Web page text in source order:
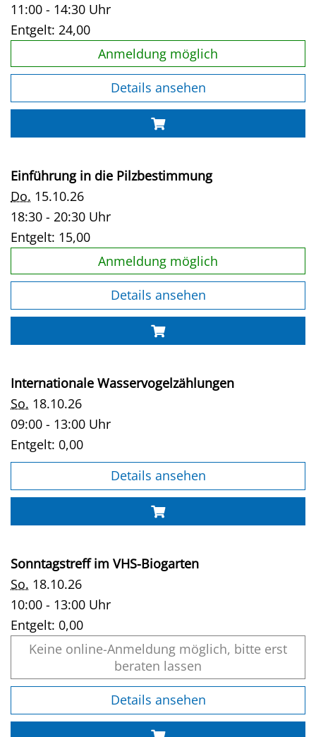
11:00 - 14:30 Uhr
Entgelt: 24,00
Anmeldung möglich
Details ansehen
Einführung in die Pilzbestimmung
Do. 15.10.26
18:30 - 20:30 Uhr
Entgelt: 15,00
Anmeldung möglich
Details ansehen
Internationale Wasservogelzählungen
So. 18.10.26
09:00 - 13:00 Uhr
Entgelt: 0,00
Details ansehen
Sonntagstreff im VHS-Biogarten
So. 18.10.26
10:00 - 13:00 Uhr
Entgelt: 0,00
Keine online-Anmeldung möglich, bitte erst
beraten lassen
Details ansehen